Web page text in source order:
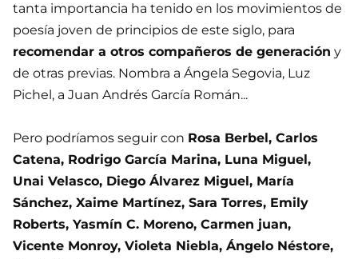
tanta importancia ha tenido en los movimientos de
poesía joven de principios de este siglo, para
recomendar a otros compañeros de generación y
de otras previas. Nombra a Ángela Segovia, Luz
Pichel, a Juan Andrés García Román...
Pero podríamos seguir con Rosa Berbel, Carlos
Catena, Rodrigo García Marina, Luna Miguel,
Unai Velasco, Diego Álvarez Miguel, María
Sánchez, Xaime Martínez, Sara Torres, Emily
Roberts, Yasmín C. Moreno, Carmen juan,
Vicente Monroy, Violeta Niebla, Ángelo Néstore,